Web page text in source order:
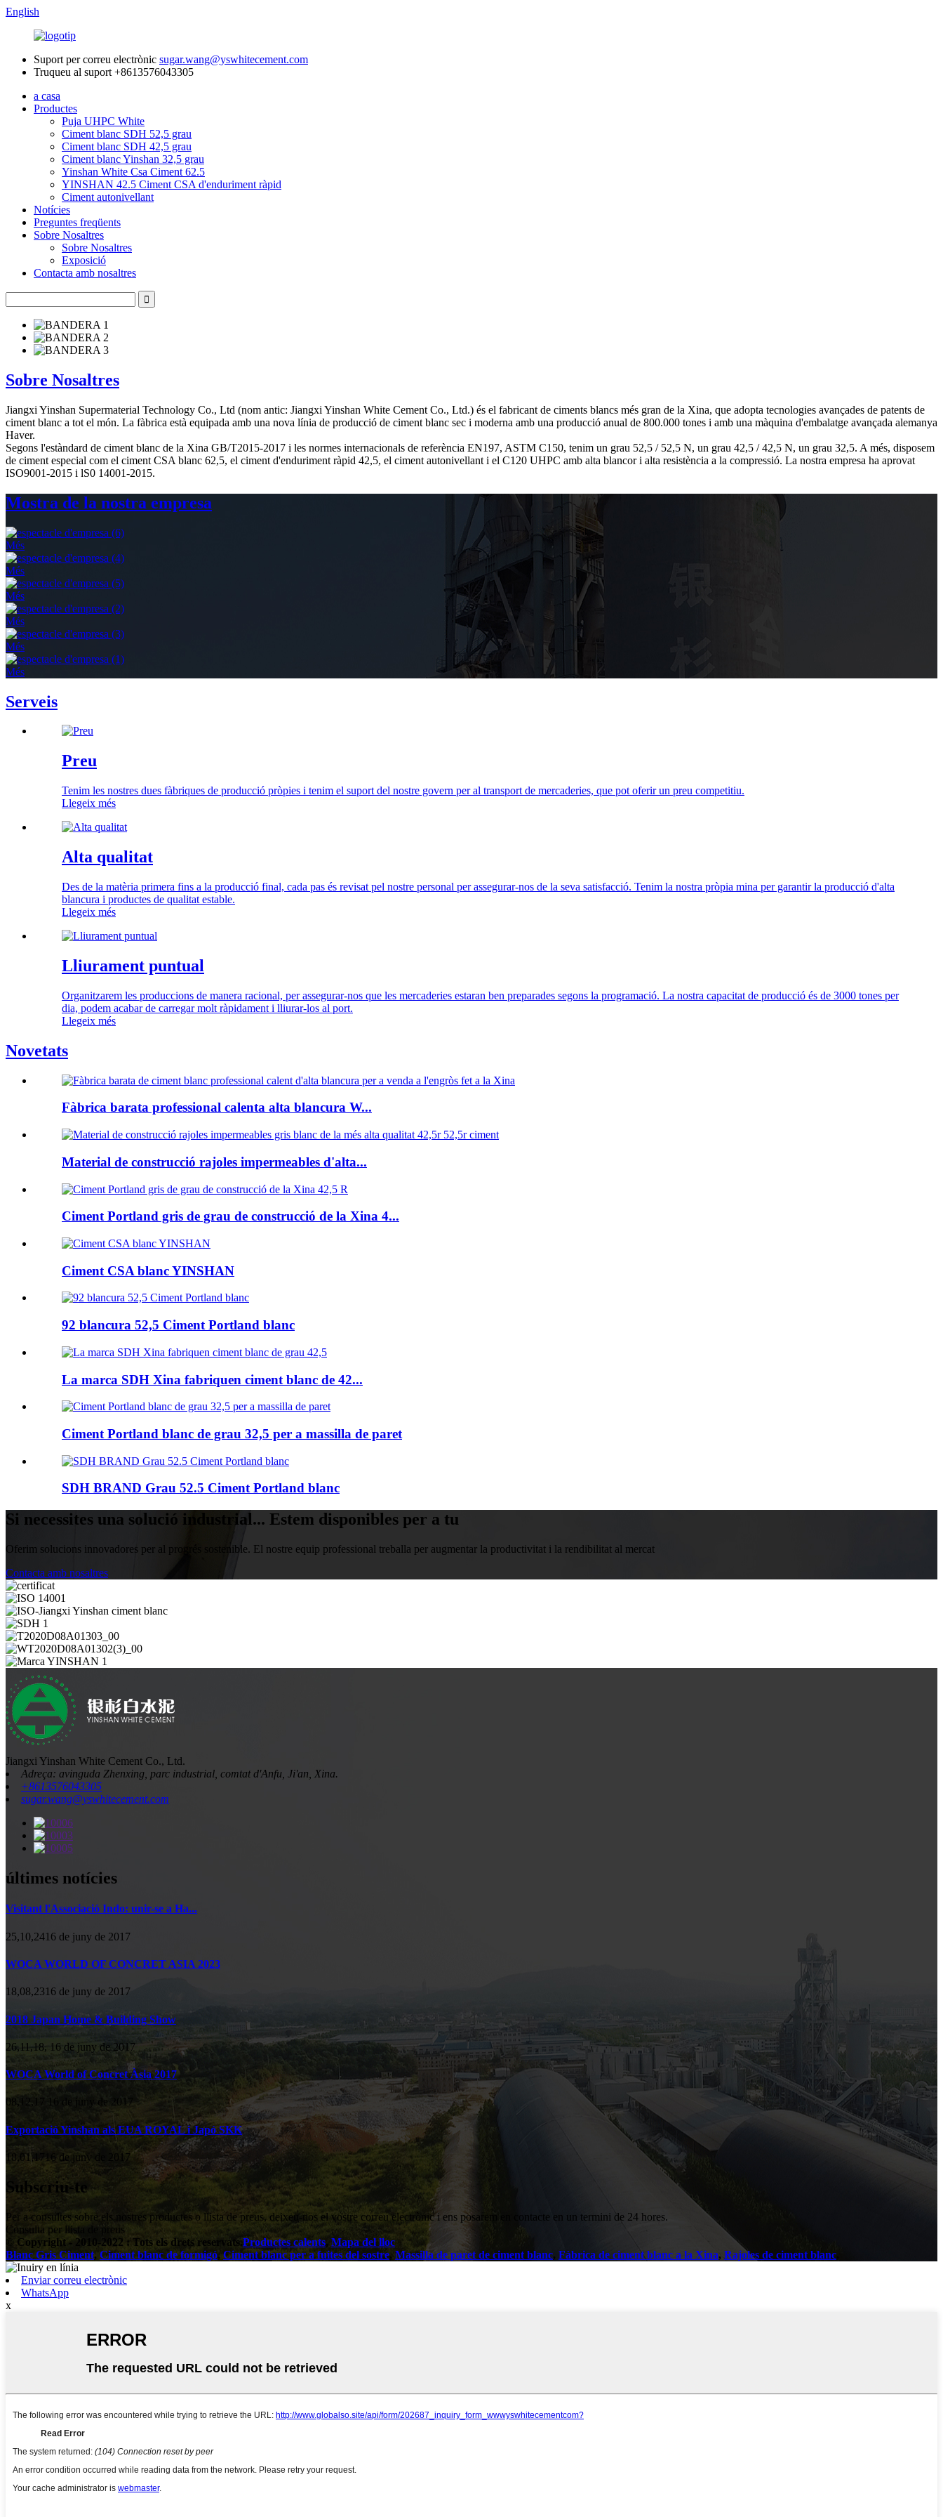
English
Suport per correu electrònic sugar.wang@yswhitecement.com
Truqueu al suport +8613576043305
a casa
Productes
Puja UHPC White
Ciment blanc SDH 52,5 grau
Ciment blanc SDH 42,5 grau
Ciment blanc Yinshan 32,5 grau
Yinshan White Csa Ciment 62.5
YINSHAN 42.5 Ciment CSA d'enduriment ràpid
Ciment autonivellant
Notícies
Preguntes freqüents
Sobre Nosaltres
Sobre Nosaltres
Exposició
Contacta amb nosaltres
Sobre Nosaltres
Jiangxi Yinshan Supermaterial Technology Co., Ltd (nom antic: Jiangxi Yinshan White Cement Co., Ltd.) és el fabricant de ciments blancs més gran de la Xina, que adopta tecnologies avançades de patents de
ciment blanc a tot el món. La fàbrica està equipada amb una nova línia de producció de ciment blanc sec i moderna amb una producció anual de 800.000 tones i amb una màquina d'embalatge avançada alemanya
Haver.
Segons l'estàndard de ciment blanc de la Xina GB/T2015-2017 i les normes internacionals de referència EN197, ASTM C150, tenim un grau 52,5 / 52,5 N, un grau 42,5 / 42,5 N, un grau 32,5. A més, disposem
de ciment especial com el ciment CSA blanc 62,5, el ciment d'enduriment ràpid 42,5, el ciment autonivellant i el C120 UHPC amb alta blancor i alta resistència a la compressió. La nostra empresa ha aprovat
ISO9001-2015 i lS0 14001-2015.
Mostra de la nostra empresa
Més
Més
Més
Més
Més
Més
Serveis
Preu
Tenim les nostres dues fàbriques de producció pròpies i tenim el suport del nostre govern per al transport de mercaderies, que pot oferir un preu competitiu.
Llegeix més
Alta qualitat
Des de la matèria primera fins a la producció final, cada pas és revisat pel nostre personal per assegurar-nos de la seva satisfacció. Tenim la nostra pròpia mina per garantir la producció d'alta
blancura i productes de qualitat estable.
Llegeix més
Lliurament puntual
Organitzarem les produccions de manera racional, per assegurar-nos que les mercaderies estaran ben preparades segons la programació. La nostra capacitat de producció és de 3000 tones per
dia, podem acabar de carregar molt ràpidament i lliurar-los al port.
Llegeix més
Novetats
Fàbrica barata professional calenta alta blancura W...
Material de construcció rajoles impermeables d'alta...
Ciment Portland gris de grau de construcció de la Xina 4...
Ciment CSA blanc YINSHAN
92 blancura 52,5 Ciment Portland blanc
La marca SDH Xina fabriquen ciment blanc de 42...
Ciment Portland blanc de grau 32,5 per a massilla de paret
SDH BRAND Grau 52.5 Ciment Portland blanc
Si necessites una solució industrial... Estem disponibles per a tu
Oferim solucions innovadores per al progrés sostenible. El nostre equip professional treballa per augmentar la productivitat i la rendibilitat al mercat
Contacta amb nosaltres
Jiangxi Yinshan White Cement Co., Ltd.
Adreça: avinguda Zhenxing, parc industrial, comtat d'Anfu, Ji'an, Xina.
+8613576043305
sugar.wang@yswhitecement.com
últimes notícies
Visitant l'Associació Indo: unir-se a Ha...
25,10,2416 de juny de 2017
WOCA WORLD OF CONCRET ASIA 2023
18,08,2316 de juny de 2017
2018 Japan Home & Building Show
26,11,18, 16 de juny de 2017
WOCA World of Concret Àsia 2017
08,12,17 16 de juny de 2017
Exportació Yinshan als EUA ROYAL i Japó SKK
18,01,1716 de juny de 2017
Subscriu-te
Per a consultes sobre els nostres productes o llista de preus, deixeu-nos el vostre correu electrònic i ens posarem en contacte en un termini de 24 hores.
Consulta per llista de preus
© Copyright - 2010-2022 : Tots els drets reservats.Productes calents, Mapa del lloc
Blanc Gris Ciment, Ciment blanc de formigó,Ciment blanc per a fuites del sostre, Massilla de paret de ciment blanc, Fàbrica de ciment blanc a la Xina, Rajoles de ciment blanc
Enviar correu electrònic
WhatsApp
x